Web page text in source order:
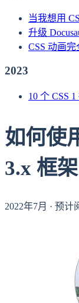
当我想用
升级
CSS 动画完
2023
10 个 CSS
如何使
3.x 框架
2022年7月 · 预计